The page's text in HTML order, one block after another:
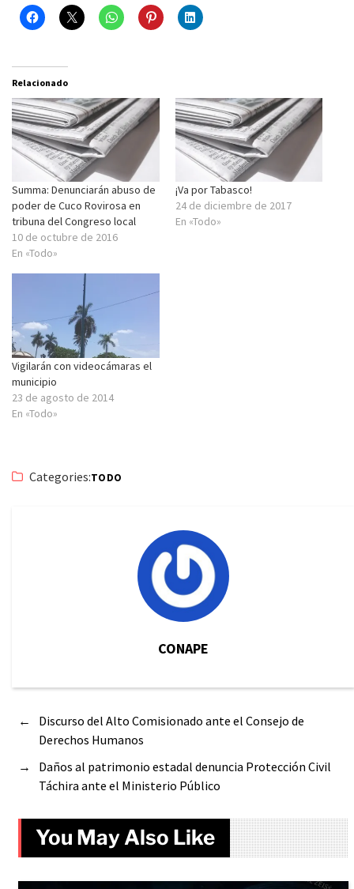
Relacionado
Summa: Denunciarán abuso de
poder de Cuco Rovirosa en
tribuna del Congreso local
10 de octubre de 2016
En «Todo»
¡Va por Tabasco!
24 de diciembre de 2017
En «Todo»
Vigilarán con videocámaras el
municipio
23 de agosto de 2014
En «Todo»
Categories:TODO
CONAPE
←
Discurso del Alto Comisionado ante el Consejo de
Derechos Humanos
→
Daños al patrimonio estadal denuncia Protección Civil
Táchira ante el Ministerio Público
You May Also Like